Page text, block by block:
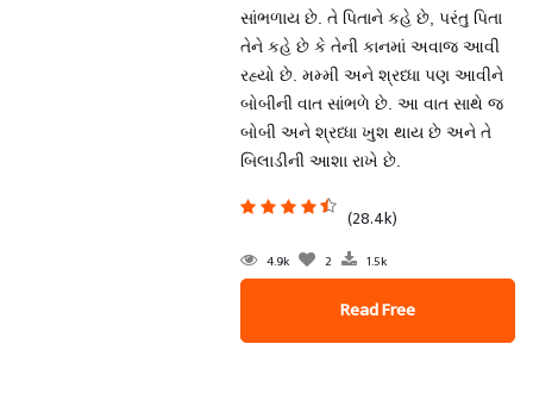
સાંભળાય છે. તે પિતાને કહે છે, પરંતુ પિતા
તેને કહે છે કે તેની કાનમાં અવાજ આવી
રહ્યો છે. મમ્મી અને શ્રધ્ધા પણ આવીને
બોબીની વાત સાંભળે છે. આ વાત સાથે જ
બોબી અને શ્રધ્ધા ખુશ થાય છે અને તે
બિલાડીની આશા રાખે છે.
(28.4k)
4.9k 2 1.5k
Read Free